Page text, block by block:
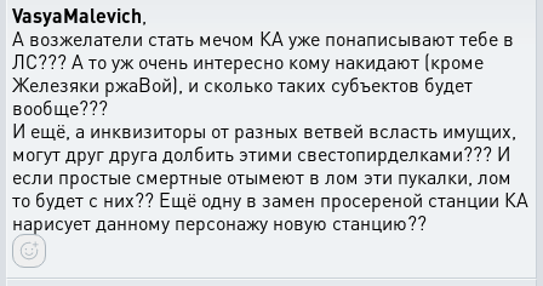
VasyaMalevich
А возжелатели стать мечом КА уже понаписывают тебе в
ЛС??? А то уж очень интересно кому накидают (кроме
Железяки ржаВой), и сколько таких субъектов будет
вообще???
И ещё, а инквизиторы от разных ветвей всласть имущих,
могут друг друга долбить этими свестопирделками??? И
если простые смертные отымеют в лом эти пукалки, лом
то будет с них?? Ещё одну в замен просереной станции КА
нарисует данному персонажу новую станцию??